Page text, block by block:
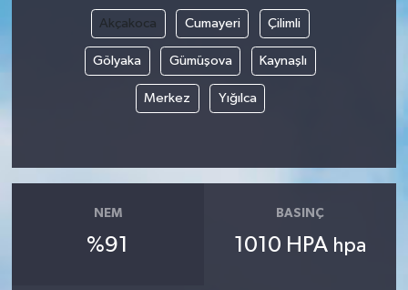
Akçakoca Cumayeri Çilimli
Gölyaka Gümüşova Kaynaşlı
Merkez Yığılca
NEM
%91
BASINÇ
1010 HPA hpa